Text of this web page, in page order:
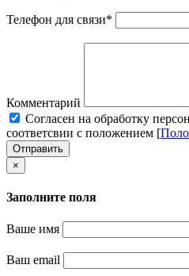
Телефон для связи*
Комментарий
Cогласен на обработку
соответсвии с положением [
Отправить
×
Заполните поля
Ваше имя
Ваш email